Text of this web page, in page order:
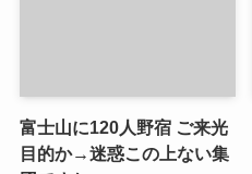
富士山に120人野宿 ご来光
目的か→迷惑この上ない集